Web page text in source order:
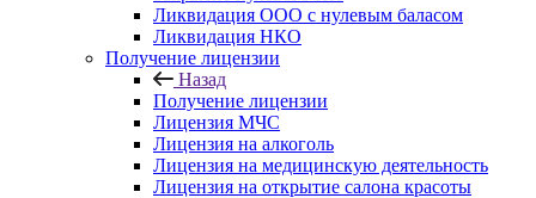
Ликвидация ООО с нулевым баласом
Ликвидация НКО
Получение лицензии
Назад
Получение лицензии
Лицензия МЧС
Лицензия на алкоголь
Лицензия на медицинскую деятельность
Лицензия на открытие салона красоты